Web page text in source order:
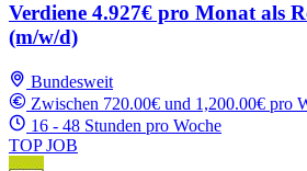
Verdiene 4.927€ pro Monat als
(m/w/d)
Bundesweit
Zwischen 720.00€ und 1,200.00€ pro
16 - 48 Stunden pro Woche
TOP JOB